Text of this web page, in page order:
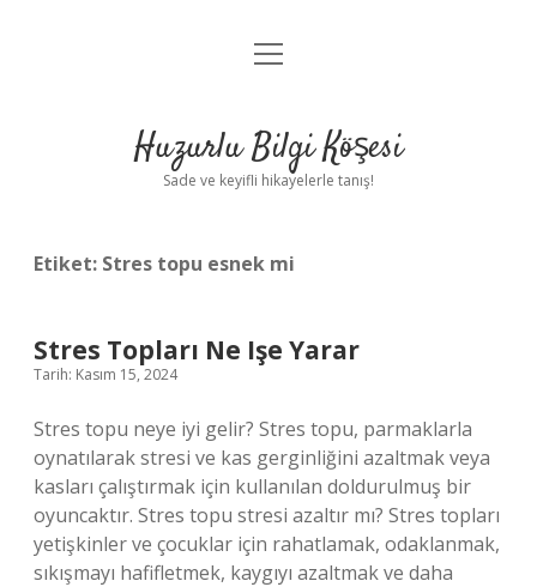
Anasayfa
Yasal Uyarı
menüyü
Huzurlu Bilgi Köşesi
Sade ve keyifli hikayelerle tanış!
Etiket: Stres topu esnek mi
Stres Topları Ne Işe Yarar
Tarih: Kasım 15, 2024
Stres topu neye iyi gelir? Stres topu, parmaklarla
oynatılarak stresi ve kas gerginliğini azaltmak veya
kasları çalıştırmak için kullanılan doldurulmuş bir
oyuncaktır. Stres topu stresi azaltır mı? Stres topları
yetişkinler ve çocuklar için rahatlamak, odaklanmak,
sıkışmayı hafifletmek, kaygıyı azaltmak ve daha